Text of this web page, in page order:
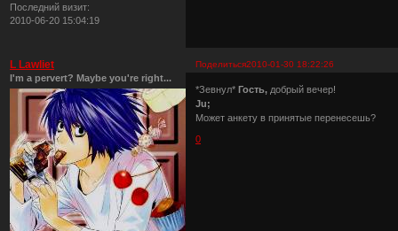
Последний визит:
2010-06-20 15:04:19
Поделиться2010-01-30 18:22:26
L Lawliet
I'm a pervert? Maybe you're right...
*Зевнул* Гость, добрый вечер!
Ju;
Может анкету в принятые перенесешь?
0